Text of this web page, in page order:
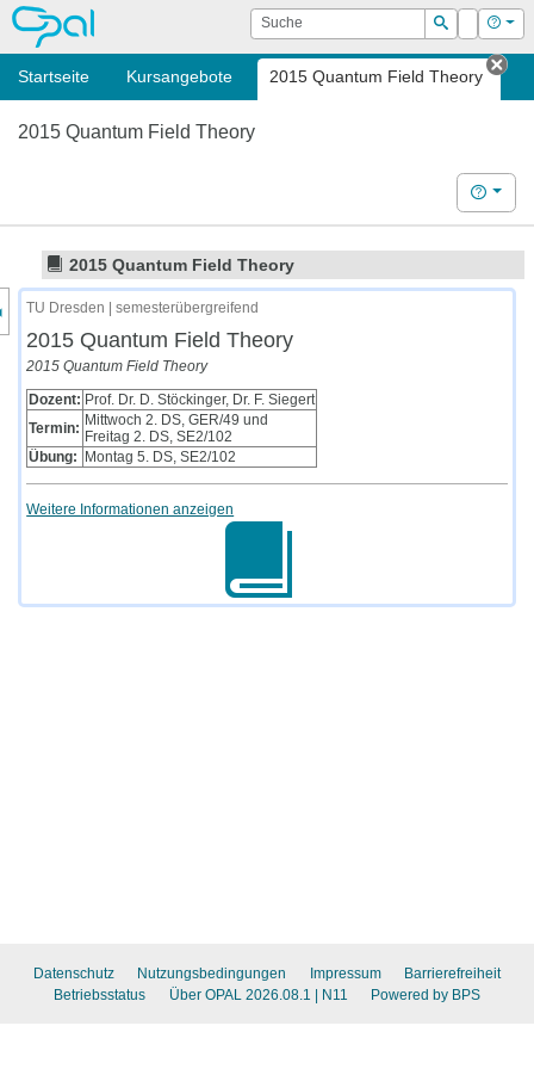
OPAL Suche
Suchen
Login Hilfe
Startseite Kursangebote 2015 Quantum Field Theory
2015 Quantum Field Theory
Hilfe
2015 Quantum Field Theory
des Kursmenüs
TU Dresden | semesterübergreifend
2015 Quantum Field Theory
2015 Quantum Field Theory
Dozent: Prof. Dr. D. Stöckinger, Dr. F. Siegert
Termin: Mittwoch 2. DS, GER/49 und
Freitag 2. DS, SE2/102
Übung:
Montag 5. DS, SE2/102
Weitere Informationen anzeigen
Datenschutz Nutzungsbedingungen Impressum
Barrierefreiheit
Betriebsstatus
Über OPAL 2026.08.1 | N11 Powered by BPS